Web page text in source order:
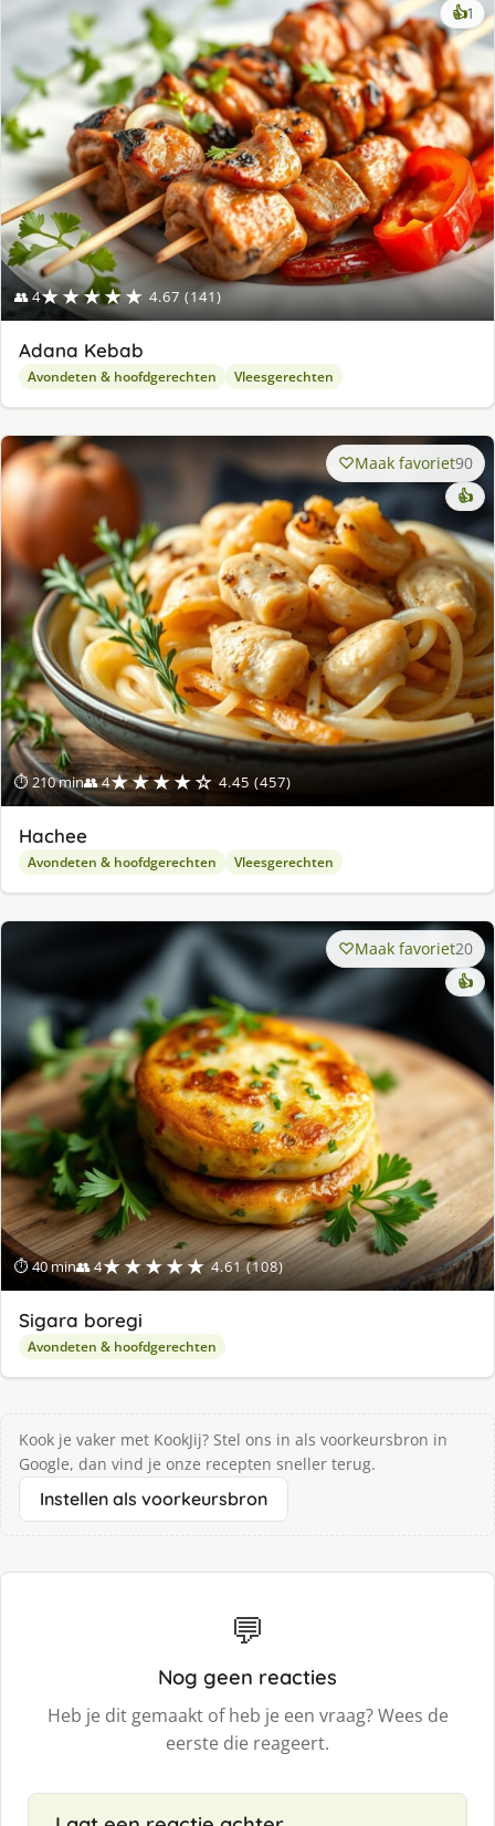
👥 4★★★★★ 4.67 (141)
👍1
Adana Kebab
Avondeten & hoofdgerechten Vleesgerechten
⏱ 210 min👥 4★★★★☆ 4.45 (457)
Maak favoriet90
👍
Hachee
Avondeten & hoofdgerechten Vleesgerechten
⏱ 40 min👥 4★★★★★ 4.61 (108)
Maak favoriet20
👍
Sigara boregi
Avondeten & hoofdgerechten
Kook je vaker met KookJij? Stel ons in als voorkeursbron in
Google, dan vind je onze recepten sneller terug.
Instellen als voorkeursbron
💬
Nog geen reacties
Heb je dit gemaakt of heb je een vraag? Wees de
eerste die reageert.